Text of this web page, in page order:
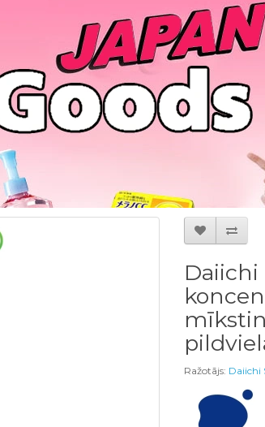
Daiichi
Ražotājs: Daiichi